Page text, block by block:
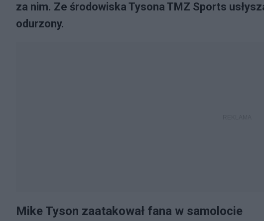
za nim. Ze środowiska Tysona TMZ Sports
odurzony.
Mike Tyson zaatakował fana w samolocie